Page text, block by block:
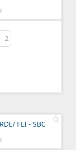
2
FEI - SBC